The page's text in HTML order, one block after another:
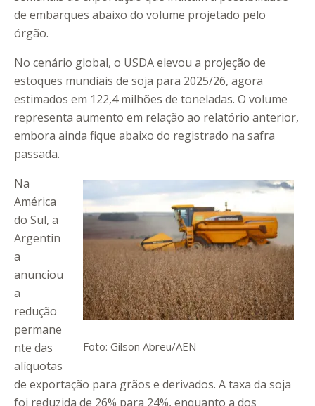
de embarques abaixo do volume projetado pelo
órgão.
No cenário global, o USDA elevou a projeção de
estoques mundiais de soja para 2025/26, agora
estimados em 122,4 milhões de toneladas. O volume
representa aumento em relação ao relatório anterior,
embora ainda fique abaixo do registrado na safra
passada.
Foto: Gilson Abreu/AEN
Na
América
do Sul, a
Argentin
a
anunciou
a
redução
permane
nte das
alíquotas
de exportação para grãos e derivados. A taxa da soja
foi reduzida de 26% para 24%, enquanto a dos